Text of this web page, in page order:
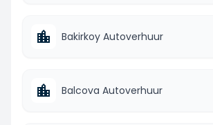
Bakirkoy Autoverhuur
Balcova Autoverhuur